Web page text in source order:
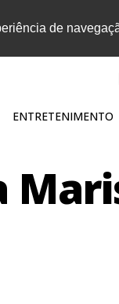
de
ENTRETENIMENTO